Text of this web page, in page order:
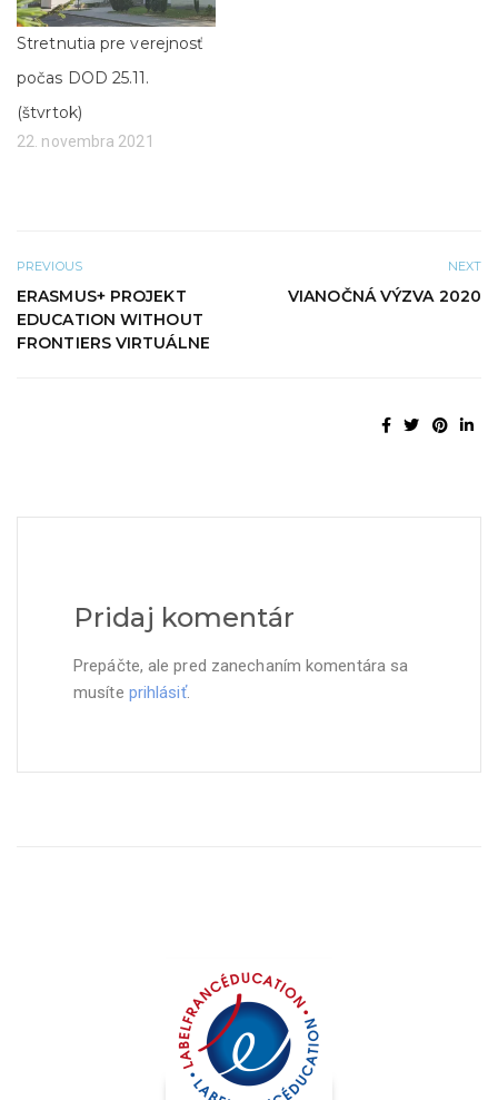
a
v
n
o
v
o
o
n
v
o
m
o
k
n
Stretnutia pre verejnosť
počas DOD 25.11.
(štvrtok)
22. novembra 2021
PREVIOUS
ERASMUS+ PROJEKT
EDUCATION WITHOUT
FRONTIERS VIRTUÁLNE
NEXT
VIANOČNÁ VÝZVA 2020
Pridaj komentár
Prepáčte, ale pred zanechaním komentára sa
musíte prihlásiť.